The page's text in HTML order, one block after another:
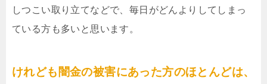
しつこい取り立てなどで、毎日がどんよりしてしまっ
ている方も多いと思います。
けれども闇金の被害にあった方のほとんどは、